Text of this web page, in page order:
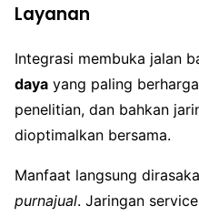
Layanan
Integrasi membuka jalan
daya yang paling
penelitian, dan bahkan
dioptimalkan bersama.
Manfaat langsung
purnajual. Jaringan